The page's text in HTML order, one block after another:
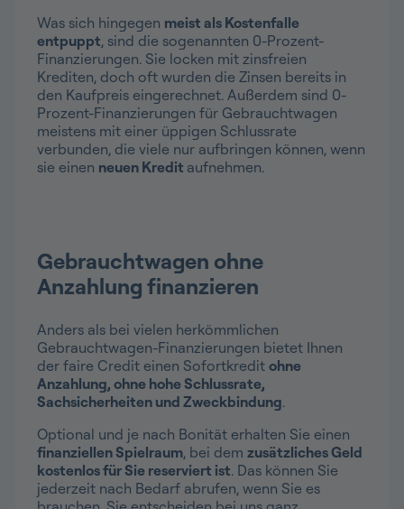
Was sich hingegen meist als Kostenfalle
entpuppt, sind die sogenannten 0-Prozent-
Finanzierungen. Sie locken mit zinsfreien
Krediten, doch oft wurden die Zinsen bereits in
den Kaufpreis eingerechnet. Außerdem sind 0-
Prozent-Finanzierungen für Gebrauchtwagen
meistens mit einer üppigen Schlussrate
verbunden, die viele nur aufbringen können, wenn
sie einen neuen Kredit aufnehmen.
Gebrauchtwagen ohne
Anzahlung finanzieren
Anders als bei vielen herkömmlichen
Gebrauchtwagen-Finanzierungen bietet Ihnen
der faire Credit einen Sofortkredit ohne
Anzahlung, ohne hohe Schlussrate,
Sachsicherheiten und Zweckbindung.
Optional und je nach Bonität erhalten Sie einen
finanziellen Spielraum, bei dem zusätzliches Geld
kostenlos für Sie reserviert ist. Das können Sie
jederzeit nach Bedarf abrufen, wenn Sie es